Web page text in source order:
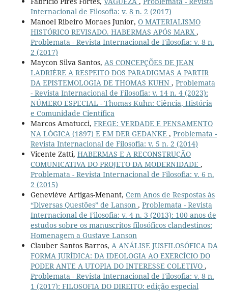
Internacional de Filosofia: v. 8 n. 2 (2017)
Manoel Ribeiro Moraes Junior, O MATERIALISMO
HISTÓRICO REVISADO. HABERMAS APÓS MARX ,
Problemata - Revista Internacional de Filosofia: v. 8 n.
2 (2017)
Maycon Silva Santos, AS CONCEPÇÕES DE JEAN
LADRIÈRE A RESPEITO DOS PARADIGMAS A PARTIR
DA EPISTEMOLOGIA DE THOMAS KUHN , Problemata
- Revista Internacional de Filosofia: v. 14 n. 4 (2023):
NÚMERO ESPECIAL - Thomas Kuhn: Ciência, História
e Comunidade Científica
Marcos Amatucci, FREGE: VERDADE E PENSAMENTO
NA LÓGICA (1897) E EM DER GEDANKE , Problemata -
Revista Internacional de Filosofia: v. 5 n. 2 (2014)
Vicente Zatti, HABERMAS E A RECONSTRUÇÃO
COMUNICATIVA DO PROJETO DA MODERNIDADE ,
Problemata - Revista Internacional de Filosofia: v. 6 n.
2 (2015)
Geneviève Artigas-Menant, Cem Anos de Respostas às
“Diversas Questões” de Lanson , Problemata - Revista
Internacional de Filosofia: v. 4 n. 3 (2013): 100 anos de
estudos sobre os manuscritos filosóficos clandestinos:
Homenagem a Gustave Lanson
Clauber Santos Barros, A ANÁLISE JUSFILOSÓFICA DA
FORMA JURÍDICA: DA IDEOLOGIA AO EXERCÍCIO DO
PODER ANTE A UTOPIA DO INTERESSE COLETIVO ,
Problemata - Revista Internacional de Filosofia: v. 8 n.
1 (2017): FILOSOFIA DO DIREITO: edição especial